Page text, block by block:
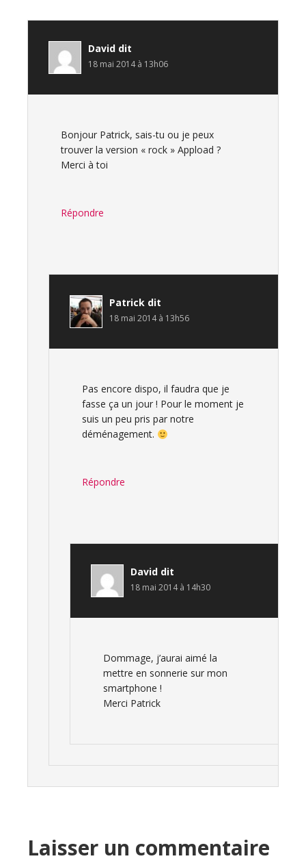
David dit
18 mai 2014 à 13h06
Bonjour Patrick, sais-tu ou je peux
trouver la version « rock » Appload ?
Merci à toi
Répondre
Patrick dit
18 mai 2014 à 13h56
Pas encore dispo, il faudra que je
fasse ça un jour ! Pour le moment je
suis un peu pris par notre
déménagement.
Répondre
David dit
18 mai 2014 à 14h30
Dommage, j’aurai aimé la
mettre en sonnerie sur mon
smartphone !
Merci Patrick
Laisser un commentaire